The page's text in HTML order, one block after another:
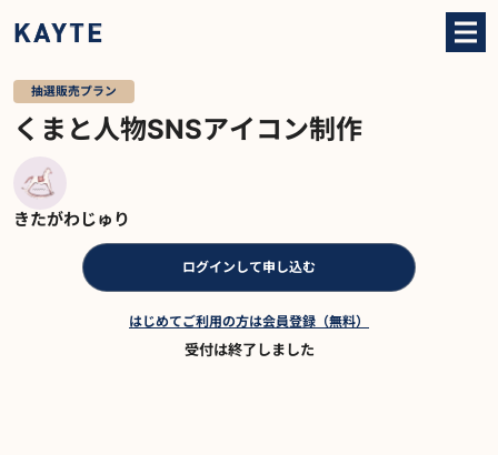
抽選販売プラン
くまと人物SNSアイコン制作
きたがわじゅり
ログインして申し込む
はじめてご利用の方は会員登録（無料）
受付は終了しました